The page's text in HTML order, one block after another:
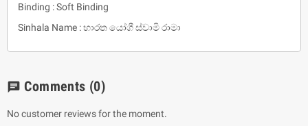
Binding : Soft Binding
Sinhala Name : භාරත යෝගී ස්වාමි රාමා
chat Comments (0)
No customer reviews for the moment.